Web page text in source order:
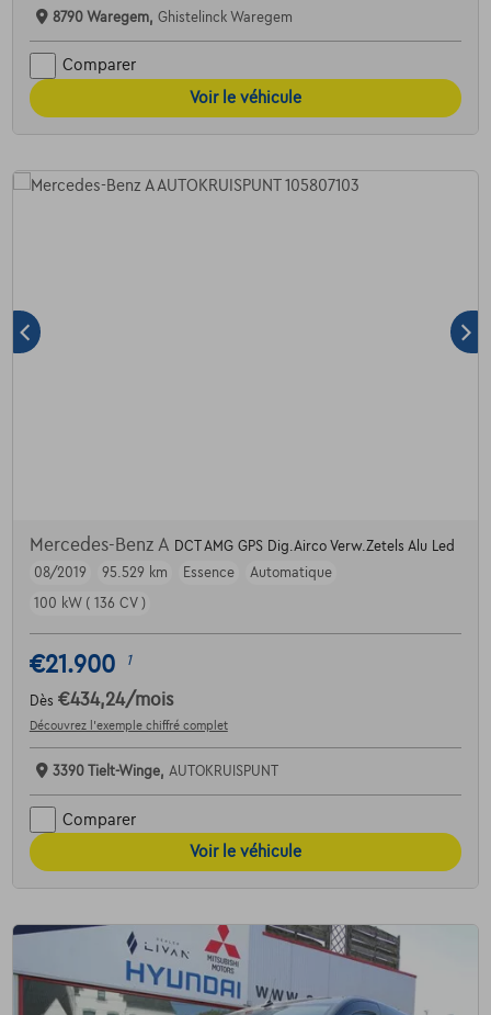
8790 Waregem, Ghistelinck Waregem
Comparer
Voir le véhicule
Mercedes-Benz A DCT AMG GPS Dig.Airco Verw.Zetels Alu Led
08/2019
95.529 km Essence
Automatique
100 kW ( 136 CV )
€21.900 1
Dès €434,24/mois
Découvrez l’exemple chiffré complet
3390 Tielt-Winge, AUTOKRUISPUNT
Comparer
Voir le véhicule